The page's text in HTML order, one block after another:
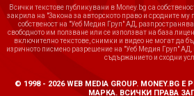
Всички текстове публикувани в Money.bg са
закрила на "Закона за авторското право и сродните
собственост на "Уеб Медия Груп" АД,
свободното им ползване или се използват на база
включително текстове, снимки и видео не могат да
изричното писмено разрешение на "Уеб Медия Груп"
съдържанието и сходни
© 1998 - 2026 WEB MEDIA GROUP.
МАРКА. ВСИЧКИ ПРАВА